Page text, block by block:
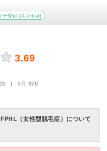
ナ受付 (スマホ可)
3.69
| 6月:970
（女性型脱毛症）について